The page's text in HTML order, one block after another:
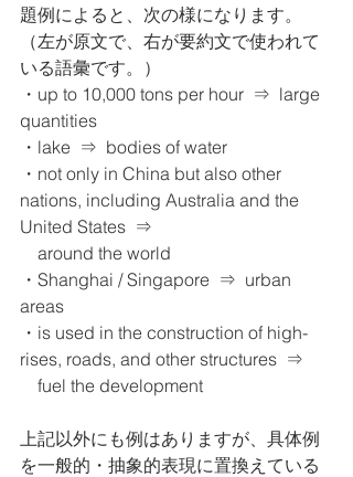
題例によると、次の様になります。
（左が原文で、右が要約文で使われて
いる語彙です。）
・up to 10,000 tons per hour  ⇒  large
quantities
・lake  ⇒  bodies of water
・not only in China but also other
nations, including Australia and the
United States  ⇒
    around the world
・Shanghai / Singapore  ⇒  urban
areas
・is used in the construction of high-
rises, roads, and other structures  ⇒
    fuel the development
上記以外にも例はありますが、具体例
を一般的・抽象的表現に置換えている